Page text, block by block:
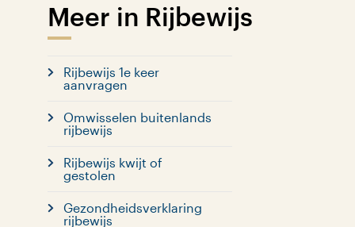
Meer in Rijbewijs
Rijbewijs 1e keer
aanvragen
Omwisselen buitenlands
rijbewijs
Rijbewijs kwijt of
gestolen
Gezondheidsverklaring
rijbewijs